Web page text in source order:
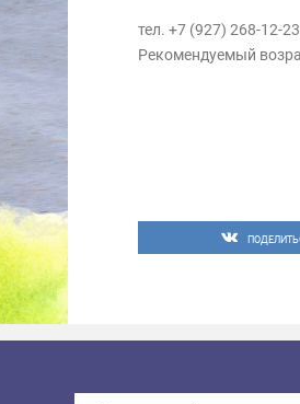
тел. +7 (927) 268-12-23
Рекомендуемый